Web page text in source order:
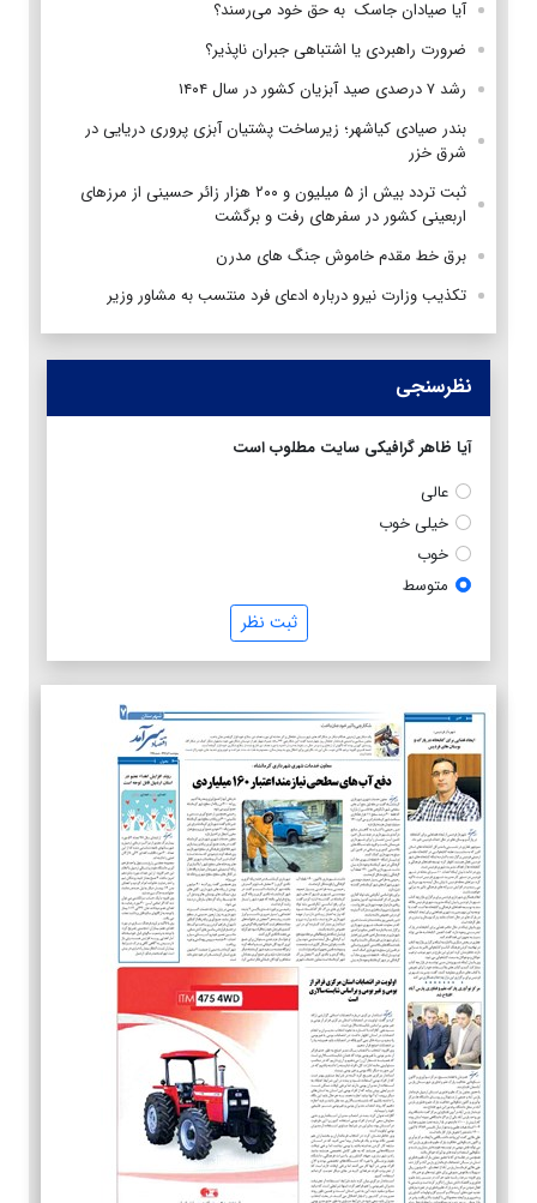
آیا صیادان جاسک به حق خود می‌رسند؟
ضرورت راهبردی یا اشتباهی جبران ناپذیر؟
رشد ۷ درصدی صید آبزیان کشور در سال ۱۴۰۴
بندر صیادی کیاشهر؛ زیرساخت پشتیان آبزی پروری دریایی در
شرق خزر
ثبت تردد بیش از ۵ میلیون و ۲۰۰ هزار زائر حسینی از مرزهای
اربعینی کشور در سفرهای رفت و برگشت
برق خط مقدم خاموش جنگ های مدرن
تکذیب وزارت نیرو درباره ادعای فرد منتسب به مشاور وزیر
نظرسنجی
آیا ظاهر گرافیکی سایت مطلوب است
عالی
خیلی خوب
خوب
متوسط
ثبت نظر